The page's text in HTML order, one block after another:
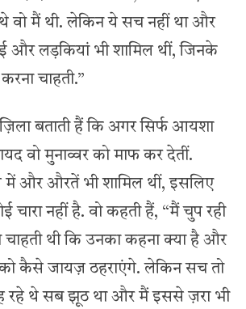
थे वो मैं थी. लेकिन ये सच नहीं था और
लड़कियां भी शामिल थीं, जिनके
चाहती.”
बताती हैं कि अगर सिर्फ आयशा
वो मुनाव्वर को माफ कर देतीं.
और औरतें भी शामिल थीं, इसलिए
नहीं है. वो कहती हैं, “मैं चुप रही
चाहती थी कि उनका कहना क्या है और
कैसे जायज़ ठहराएंगे. लेकिन सच तो
रहे थे सब झूठ था और मैं इससे ज़रा भी